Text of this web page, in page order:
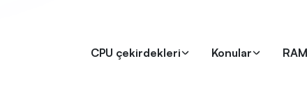
CPU çekirdekleri Konular RAM